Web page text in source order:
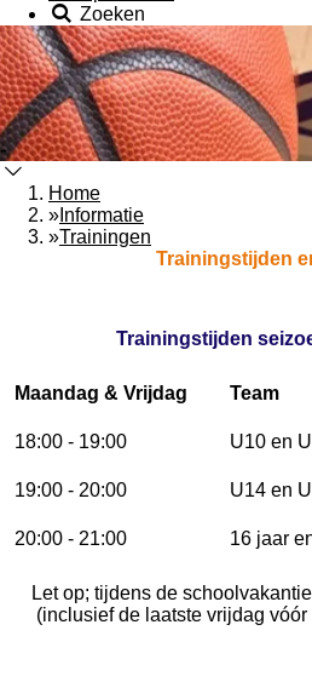
Zoeken
-
Home
» Informatie
»Trainingen
Trainingstijden
Trainingstijden
Maandag & Vrijdag Team
18:00 - 19:00 U10 en
19:00 - 20:00 U14 en
20:00 - 21:00 16 jaar
Let op; tijdens de
(inclusief de laatste vrijdag